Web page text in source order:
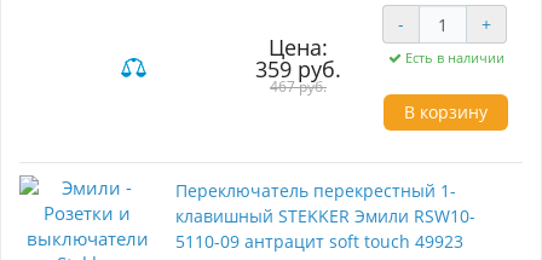
идеальное решение для создания стильного и
Изготавливаемый производителем STEKKER,
этот переключатель сочетает в себе
современный дизайн и высокое качество.
Основные особенности включают простоту
установки и надежную работу. Механизм
только приятно ощущается на ощупь, но и
легко чистится, что добавляет практичности в
повседневное использование. Эстетика
кашемирового оттенка гармонично
Цена:
359 руб.
467 руб.
- +
Есть в наличии
В корзину
Переключатель перекрестный 1-
клавишный STEKKER Эмили RSW10-
5110-09 антрацит soft touch 49923